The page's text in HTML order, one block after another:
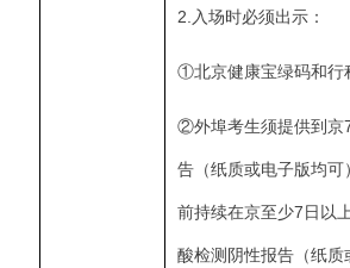
2.入场时必须出示：
①北京健康宝绿码和行
②外埠考生须提供到京
告（纸质或电子版均
前持续在京至少7日以
酸检测阴性报告（纸质